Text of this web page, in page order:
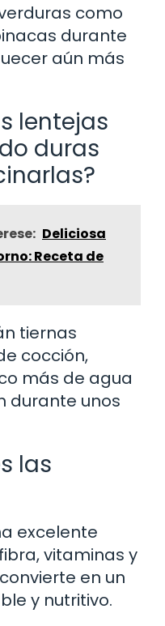
como
durante
aún más
lentejas
duras
Deliciosa
Receta de
tiernas
cocción,
más de agua
durante unos
las
excelente
vitaminas y
en un
y nutritivo.